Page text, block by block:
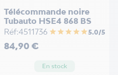
Télécommande noire
Tubauto HSE4 868 BS
Réf:4511736 star star star star star5.0/5
Prix
84,90 €
En stock